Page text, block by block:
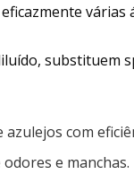
várias
substituem
com
e manchas.